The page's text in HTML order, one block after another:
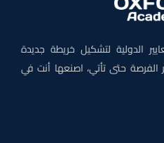
الدولية لتشكيل خريطة جديدة
الفرصة حتى تأتي، اصنعها أنت في